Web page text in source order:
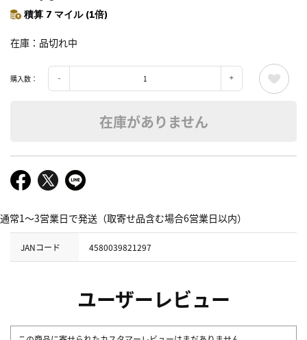
積算 7 マイル (1倍)
在庫 品切れ中
購入数：
在庫がありません
通常1～3営業日で発送（取寄せ品含む場合6営業日以内）
JANコード 4580039821297
ユーザーレビュー